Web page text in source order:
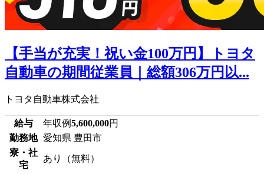
【手当が充実！祝い金100万円】トヨタ
自動車の期間従業員｜総額306万円以...
トヨタ自動車株式会社
給与 年収例5,600,000円
勤務地 愛知県 豊田市
寮・社
宅
あり（無料）